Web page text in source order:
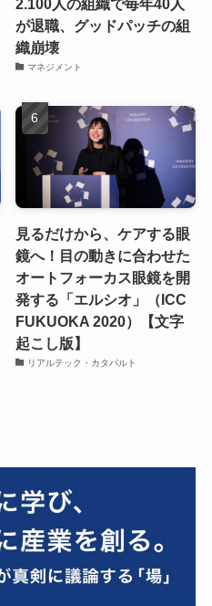
2.100人の組織で毎年40人
が退職、グッドパッチの組
織崩壊
マネジメント
見るだけから、ケアする眼
鏡へ！目の動きに合わせた
オートフォーカス眼鏡を開
発する「エルシオ」（ICC
FUKUOKA 2020）【文字
起こし版】
リアルテック・カタパルト